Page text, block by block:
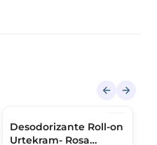
Desodorizante Roll-on
Urtekram- Rosa